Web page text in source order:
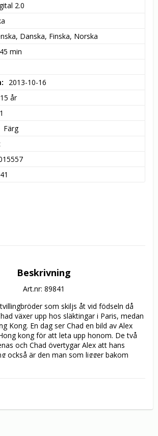
2.0
Danska, Finska, Norska
min
2013-10-16
15 år
1
Färg
Beskrivning
Art.nr: 89841
som skiljs åt vid födseln då
växer upp hos släktingar i Paris, medan
Kong. En dag ser Chad en bild av Alex
kong för att leta upp honom. De två
och Chad övertygar Alex att hans
också är den man som ligger bakom